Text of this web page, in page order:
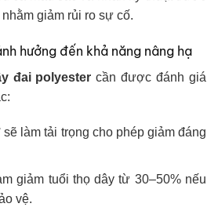
giảm rủi ro sự cố.
hưởng đến khả năng nâng hạ
đai polyester cần được đánh giá
sẽ làm tải trọng cho phép giảm đáng
giảm tuổi thọ dây từ 30–50% nếu
vệ.